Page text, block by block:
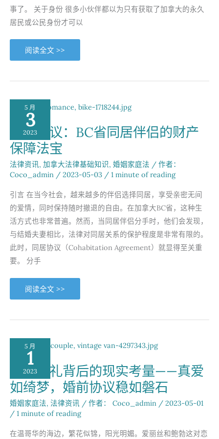
事了。 关于身份 很多小伙伴都以为只有获取了加拿大的永久
居民或公民身份才可以
BC
不
列
伦
亚
省
结
婚
流
程
介
绍
阅读全文 >>
5 月
3
2023
同居协议：BC省同居伴侣的财产
保障法宝
法律资讯, 加拿大法律基础知识, 婚姻家庭法 / 作者：
Coco_admin / 2023-05-03 / 1 minute of reading
引言 在当今社会，越来越多的伴侣选择同居，享受亲密无间
的爱情，同时保持随时撤退的自由。在加拿大BC省，这种生
活方式也非常普遍。然而，当同居伴侣分手时，他们会发现，
与结婚夫妻相比，法律对同居关系的保护程度是非常有限的。
此时，同居协议（Cohabitation Agreement）就显得至关重
要。 分手
同
居
协
省
居
伴
侣
的
财
产
保
障
法
宝
阅读全文 >>
5 月
1
2023
梦幻婚礼背后的现实考量——真爱
如绮梦，婚前协议稳如磐石
婚姻家庭法, 法律资讯 / 作者： Coco_admin / 2023-05-01
/ 1 minute of reading
在温哥华的海边，繁花似锦，阳光明媚。爱丽丝和鲍勃这对恋